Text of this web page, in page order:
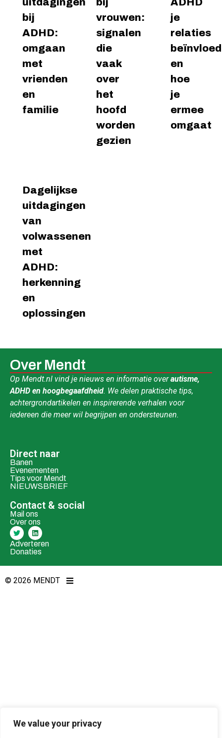
We value your privacy
bij
ADHD:
omgaan
met
vrienden
en
familie
verder
vrouwen:
signalen
die
vaak
over
het
hoofd
worden
gezien
je
relaties
en
hoe
je
ermee
omgaat
Dagelijkse
uitdagingen
van
volwassenen
met
ADHD:
herkenning
en
oplossingen
verder
Over Mendt
Op Mendt.nl vind je nieuws en informatie overautisme,
ADHD en hoogbegaafdheid. We delen praktische tips,
achtergrondartikelen en inspirerende verhalen voor
iedereen die meer wil begrijpen en ondersteunen.
Direct naar
Banen
Evenementen
Tips voor Mendt
NIEUWSBRIEF
Contact & social
Mail ons
Over ons
Adverteren
Donaties
© 2026 MENDT